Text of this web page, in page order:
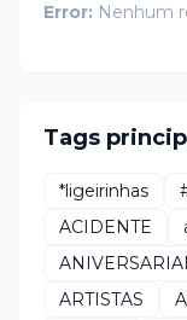
Error: Nenhum
Tags
*ligeirinhas
ACIDENTE
ARTISTAS